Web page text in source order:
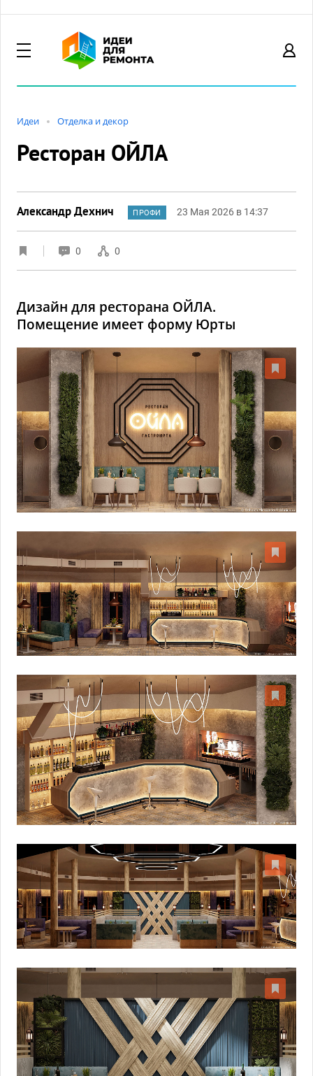
Идеи Отделка и декор
Ресторан ОЙЛА
Александр Дехнич ПРОФИ 23 Мая 2026 в 14:37
0 0
Дизайн для ресторана ОЙЛА.
Помещение имеет форму Юрты